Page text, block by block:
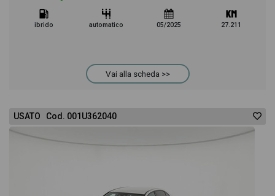
ibrido automatico 05/2025 27.211
Vai alla scheda >>
USATO Cod. 001U362040